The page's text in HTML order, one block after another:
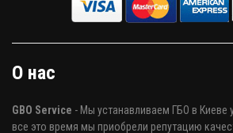
О нас
GBO Service - Мы устанавливаем ГБО в Киеве
все это время мы приобрели репутацию